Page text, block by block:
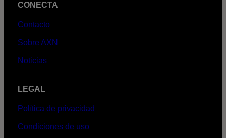
CONECTA
Contacto
Sobre AXN
Noticias
LEGAL
Política de privacidad
Condiciones de uso